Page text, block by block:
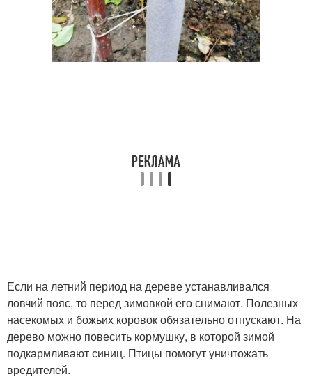
Если на летний период на дереве устанавливался
ловчий пояс, то перед зимовкой его снимают. Полезных
насекомых и божьих коровок обязательно отпускают. На
дерево можно повесить кормушку, в которой зимой
подкармливают синиц. Птицы помогут уничтожать
вредителей.